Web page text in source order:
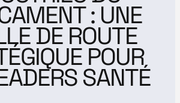
: UNE
DE ROUTE
POUR
SANTÉ